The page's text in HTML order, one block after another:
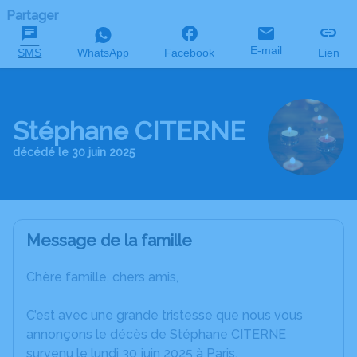
Partager
SMS WhatsApp Facebook E-mail Lien
Stéphane CITERNE
décédé le 30 juin 2025
Message de la famille
Chère famille, chers amis,
C’est avec une grande tristesse que nous vous
annonçons le décès de Stéphane CITERNE
survenu le lundi 30 juin 2025 à Paris.